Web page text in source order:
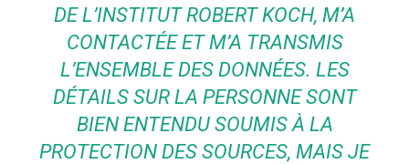
DE L’INSTITUT ROBERT KOCH, M’A
CONTACTÉE ET M’A TRANSMIS
L’ENSEMBLE DES DONNÉES. LES
DÉTAILS SUR LA PERSONNE SONT
BIEN ENTENDU SOUMIS À LA
PROTECTION DES SOURCES, MAIS JE